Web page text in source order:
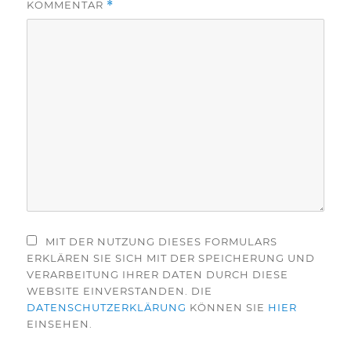
KOMMENTAR *
MIT DER NUTZUNG DIESES FORMULARS
ERKLÄREN SIE SICH MIT DER SPEICHERUNG UND
VERARBEITUNG IHRER DATEN DURCH DIESE
WEBSITE EINVERSTANDEN. DIE
DATENSCHUTZERKLÄRUNG KÖNNEN SIE HIER
EINSEHEN.